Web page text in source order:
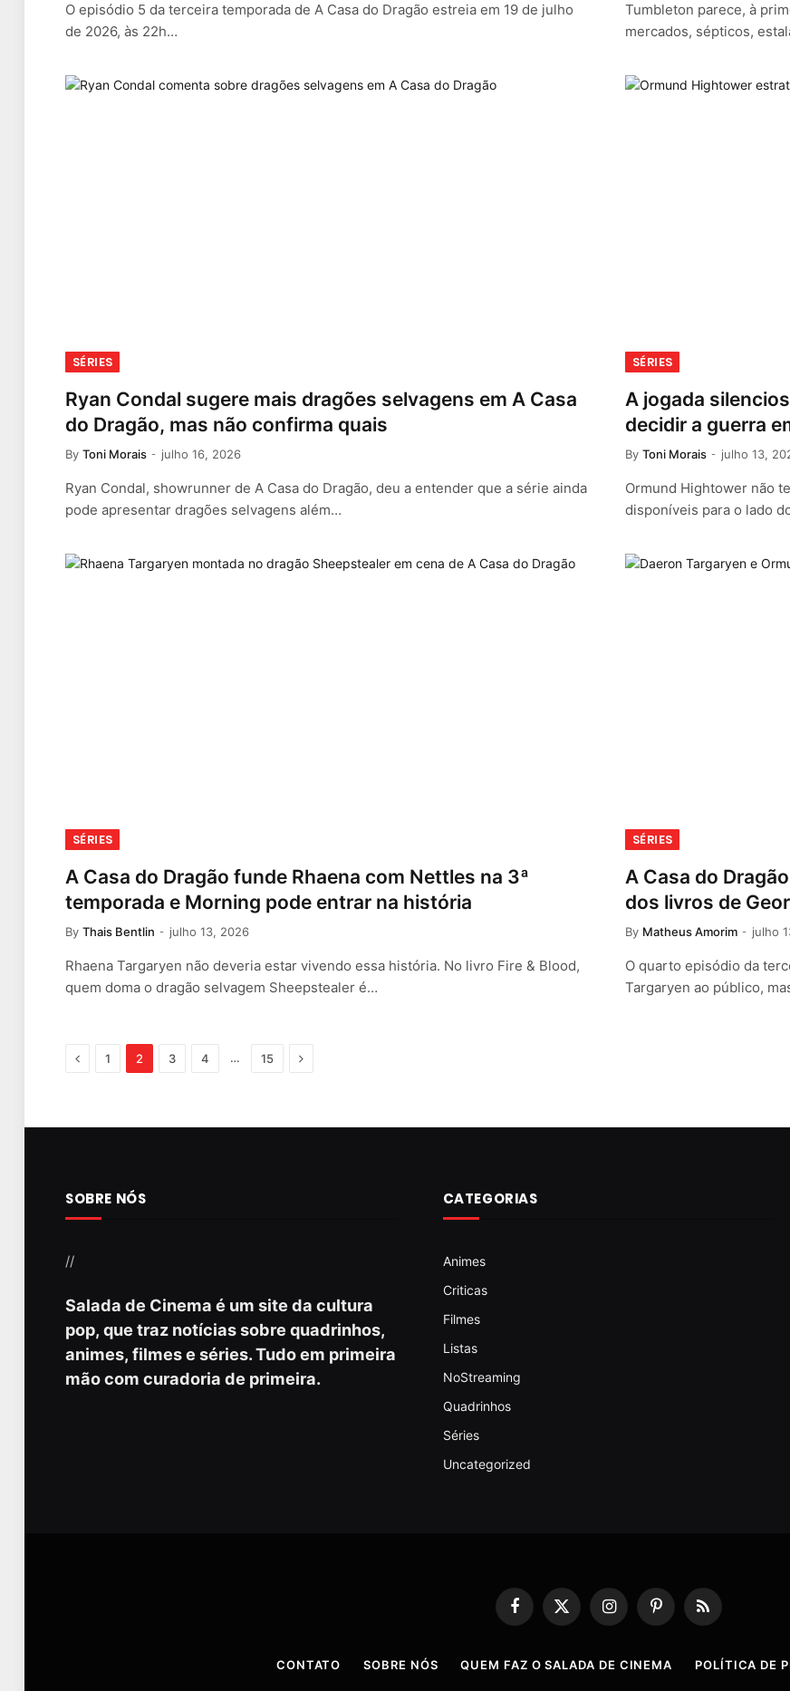
O episódio 5 da terceira temporada de A Casa do Dragão estreia em 19 de julho
de 2026, às 22h…
Tumbleton parece, à
mercados, sépticos,
SÉRIES
Ryan Condal sugere mais dragões selvagens em A Casa
do Dragão, mas não confirma quais
By Toni Morais julho 16, 2026
Ryan Condal, showrunner de A Casa do Dragão, deu a entender que a série ainda
pode apresentar dragões selvagens além…
SÉRIES
A jogada
decidir a guerra
By Toni Morais julho 13,
Ormund Hightower não
disponíveis para o lado
SÉRIES
A Casa do Dragão funde Rhaena com Nettles na 3ª
temporada e Morning pode entrar na história
By Thais Bentlin julho 13, 2026
Rhaena Targaryen não deveria estar vivendo essa história. No livro Fire & Blood,
quem doma o dragão selvagem Sheepstealer é…
SÉRIES
A Casa do
dos livros de
By Matheus Amorim julho
O quarto episódio da
Targaryen ao público,
Previous
1 2 3 4 … 15 Next
SOBRE NÓS
//
Salada de Cinema é um site da cultura
pop, que traz notícias sobre quadrinhos,
animes, filmes e séries. Tudo em primeira
mão com curadoria de primeira.
CATEGORIAS
Animes
Criticas
Filmes
Listas
NoStreaming
Quadrinhos
Séries
Uncategorized
Facebook
X
(Twitter)
InstagramPinterestRSS
CONTATO SOBRE NÓS QUEM FAZ O SALADA DE CINEMA POLÍTICA DE